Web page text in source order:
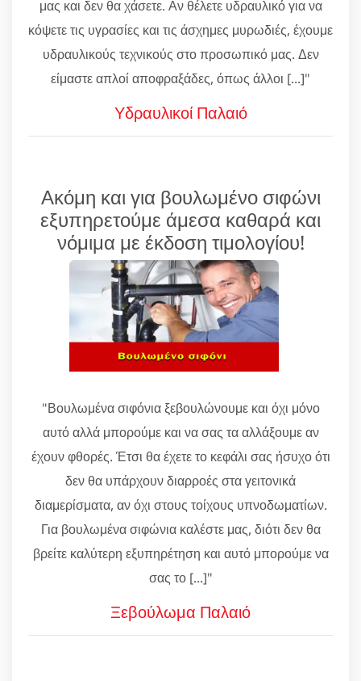
μας και δεν θα χάσετε. Αν θέλετε υδραυλικό για να
κόψετε τις υγρασίες και τις άσχημες μυρωδιές, έχουμε
υδραυλικούς τεχνικούς στο προσωπικό μας. Δεν
είμαστε απλοί αποφραξάδες, όπως άλλοι [...]"
Υδραυλικοί Παλαιό
Ακόμη και για βουλωμένο σιφώνι
εξυπηρετούμε άμεσα καθαρά και
νόμιμα με έκδοση τιμολογίου!
"Βουλωμένα σιφόνια ξεβουλώνουμε και όχι μόνο
αυτό αλλά μπορούμε και να σας τα αλλάξουμε αν
έχουν φθορές. Έτσι θα έχετε το κεφάλι σας ήσυχο ότι
δεν θα υπάρχουν διαρροές στα γειτονικά
διαμερίσματα, αν όχι στους τοίχους υπνοδωματίων.
Για βουλωμένα σιφώνια καλέστε μας, διότι δεν θα
βρείτε καλύτερη εξυπηρέτηση και αυτό μπορούμε να
σας το [...]"
Ξεβούλωμα Παλαιό